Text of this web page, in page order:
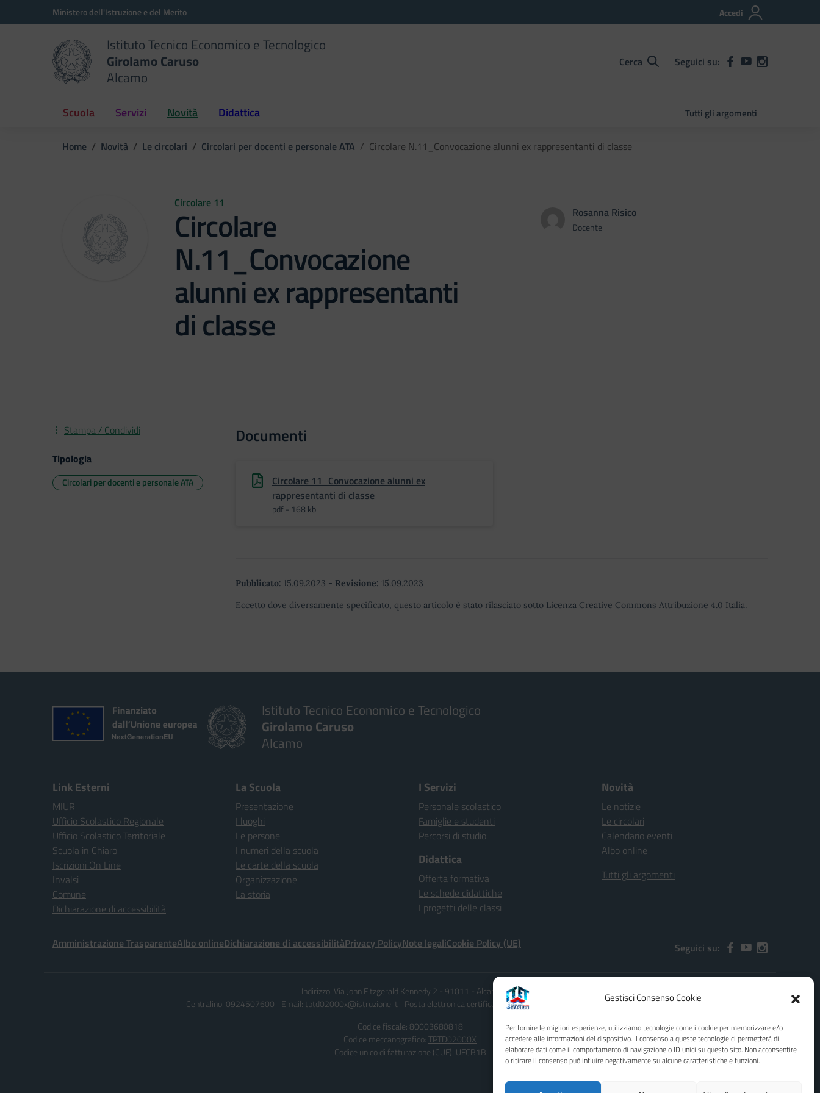
Gestisci Consenso Cookie
Per fornire le migliori esperienze, utilizziamo tecnologie come i cookie per memorizzare e/o
accedere alle informazioni del dispositivo. Il consenso a queste tecnologie ci permetterà di
elaborare dati come il comportamento di navigazione o ID unici su questo sito. Non acconsentire
o ritirare il consenso può influire negativamente su alcune caratteristiche e funzioni.
Vai ai contenuti
Vai al menu di navigazioneMinistero dell'Istruzione e del Merito Accedi
Istituto Tecnico Economico e Tecnologico
Girolamo Caruso
Alcamo
Cerca Seguici su:
Scuola Servizi Novità Didattica Tutti gli argomenti
Home Novità Le circolari Circolari per docenti e personale ATA Circolare N.11_Convocazione alunni ex rappresentanti di classe
Circolare 11
Circolare
N.11_Convocazione
alunni ex rappresentanti
di classe
Rosanna Risico
Docente
Documenti
Circolare 11_Convocazione alunni ex
rappresentanti di classe
pdf - 168 kb
Pubblicato: 15.09.2023 - Revisione: 15.09.2023
Eccetto dove diversamente specificato, questo articolo è stato rilasciato sotto Licenza Creative Commons Attribuzione 4.0 Italia.
Stampa / Condividi
Tipologia
Circolari per docenti e personale ATA
Istituto Tecnico Economico e Tecnologico
Girolamo Caruso
Alcamo
Link Esterni
MIUR
Ufficio Scolastico Regionale
Ufficio Scolastico Territoriale
Scuola in Chiaro
Iscrizioni On Line
Invalsi
Comune
Dichiarazione di accessibilità
La Scuola
Presentazione
I luoghi
Le persone
I numeri della scuola
Le carte della scuola
Organizzazione
La storia
I Servizi
Personale scolastico
Famiglie e studenti
Percorsi di studio
Didattica
Offerta formativa
Le schede didattiche
I progetti delle classi
Novità
Le notizie
Le circolari
Calendario eventi
Albo online
Tutti gli argomenti
Amministrazione TrasparenteAlbo onlineDichiarazione di accessibilitàPrivacy PolicyNote legaliCookie Policy (UE) Seguici su:
Indirizzo: Via John Fitzgerald Kennedy 2 - 91011 - Alcamo (TP)
Centralino: 0924507600 Email: tptd02000x@istruzione.it Posta elettronica certificata (PEC):tptd02000x@pec.istruzione.it
Codice fiscale: 80003680818
Codice meccanografico:TPTD02000X
Codice unico di fatturazione (CUF): UFCB1B